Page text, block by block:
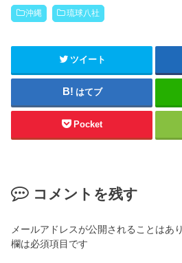
沖縄 琉球八社
ツイート
はてブ
Pocket
コメントを残す
メールアドレスが公開されることはあ
欄は必須項目です